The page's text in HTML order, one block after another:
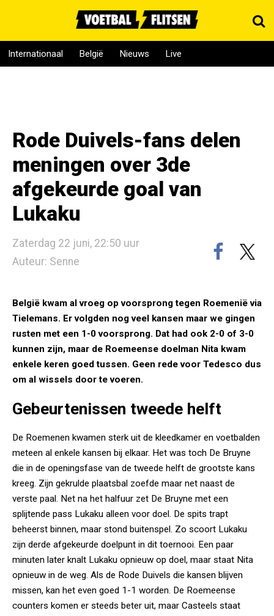
Internationaal België Nieuws Live
Rode Duivels-fans delen
meningen over 3de
afgekeurde goal van
Lukaku
Zaterdag 22 juni, 22:50 uur
Auteur: Senne
België kwam al vroeg op voorsprong tegen Roemenië via
Tielemans. Er volgden nog veel kansen maar we gingen
rusten met een 1-0 voorsprong. Dat had ook 2-0 of 3-0
kunnen zijn, maar de Roemeense doelman Nita kwam
enkele keren goed tussen. Geen rede voor Tedesco dus
om al wissels door te voeren.
Gebeurtenissen tweede helft
De Roemenen kwamen sterk uit de kleedkamer en voetbalden
meteen al enkele kansen bij elkaar. Het was toch De Bruyne
die in de openingsfase van de tweede helft de grootste kans
kreeg. Zijn gekrulde plaatsbal zoefde maar net naast de
verste paal. Net na het halfuur zet De Bruyne met een
splijtende pass Lukaku alleen voor doel. De spits trapt
beheerst binnen, maar stond buitenspel. Zo scoort Lukaku
zijn derde afgekeurde doelpunt in dit toernooi. Een paar
minuten later knalt Lukaku opnieuw op doel, maar staat Nita
opnieuw in de weg. Als de Rode Duivels die kansen blijven
missen, kan het even goed 1-1 worden. De Roemeense
counters komen er steeds beter uit, maar Casteels staat